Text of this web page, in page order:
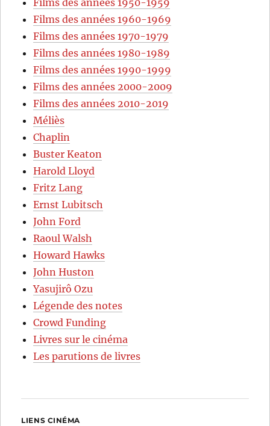
Films des années 1960-1969
Films des années 1970-1979
Films des années 1980-1989
Films des années 1990-1999
Films des années 2000-2009
Films des années 2010-2019
Méliès
Chaplin
Buster Keaton
Harold Lloyd
Fritz Lang
Ernst Lubitsch
John Ford
Raoul Walsh
Howard Hawks
John Huston
Yasujirô Ozu
Légende des notes
Crowd Funding
Livres sur le cinéma
Les parutions de livres
LIENS CINÉMA